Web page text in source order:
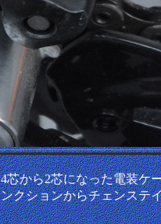
4芯から2芯になった電装ケ
ンクションからチェンステ